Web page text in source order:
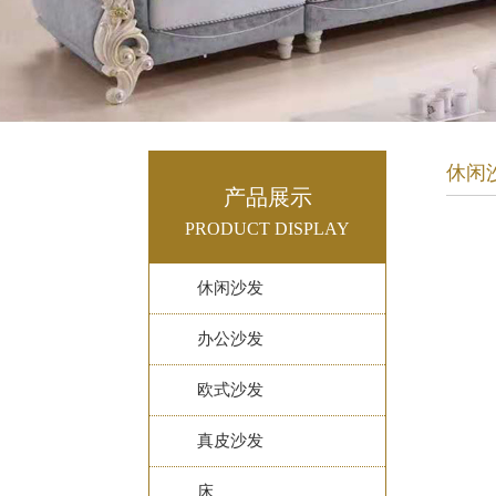
产品展示
PRODUCT DISPLAY
休闲沙发
办公沙发
欧式沙发
真皮沙发
床
休闲